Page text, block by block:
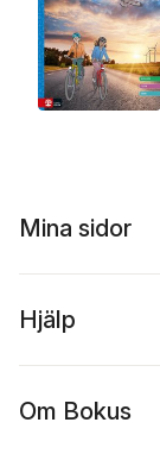
Mina sidor
Hjälp
Om Bokus